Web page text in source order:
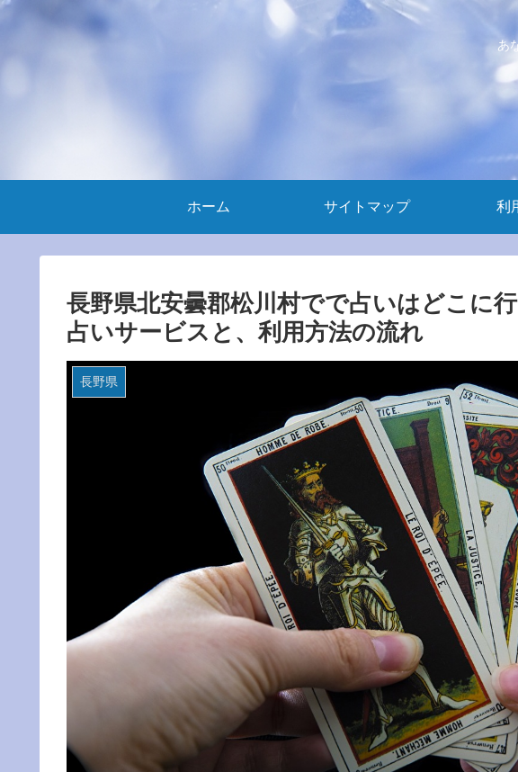
あ
ホーム サイトマップ 利
長野県北安曇郡松川村でで占いはどこに
占いサービスと、利用方法の流れ
長野県